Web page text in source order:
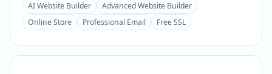
AI Website Builder
Advanced Website Builder
Online Store
Professional Email Free SSL